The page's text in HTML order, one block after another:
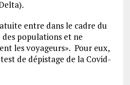
entre dans le cadre du
des populations et ne
les voyageurs». Pour eux,
de dépistage de la Covid-